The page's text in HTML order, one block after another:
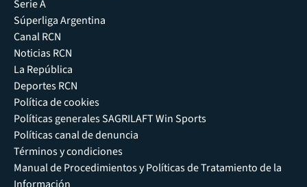
Serie A
Súperliga Argentina
Canal RCN
Noticias RCN
La República
Deportes RCN
Política de cookies
Políticas generales SAGRILAFT Win Sports
Políticas canal de denuncia
Términos y condiciones
Manual de Procedimientos y Políticas de Tratamiento de la